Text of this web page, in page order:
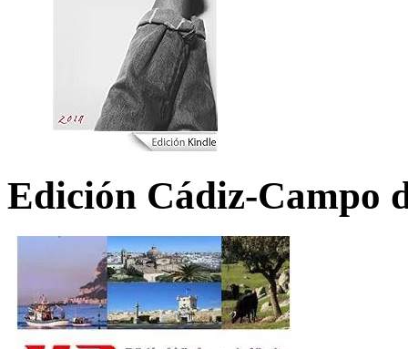
Edición Cádiz-Campo